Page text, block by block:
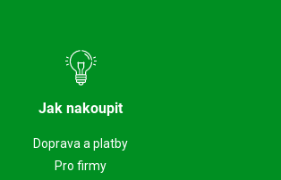
Jak nakoupit
Doprava a platby
Pro firmy